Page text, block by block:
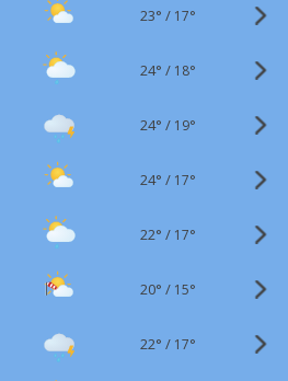
23° / 17°
24° / 18°
24° / 19°
24° / 17°
22° / 17°
20° / 15°
22° / 17°